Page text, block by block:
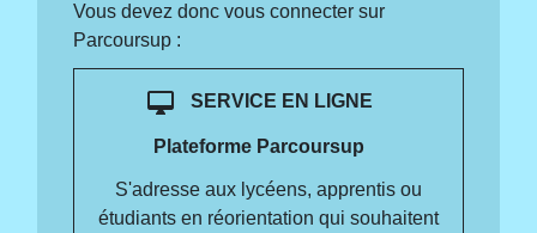
Vous devez donc vous connecter sur
Parcoursup :
desktop_mac SERVICE EN LIGNE
Plateforme Parcoursup
S'adresse aux lycéens, apprentis ou
étudiants en réorientation qui souhaitent